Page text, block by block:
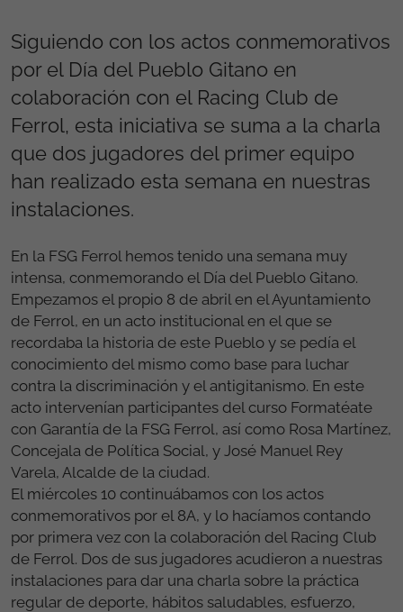
Siguiendo con los actos conmemorativos
por el Día del Pueblo Gitano en
colaboración con el Racing Club de
Ferrol, esta iniciativa se suma a la charla
que dos jugadores del primer equipo
han realizado esta semana en nuestras
instalaciones.
En la FSG Ferrol hemos tenido una semana muy
intensa, conmemorando el Día del Pueblo Gitano.
Empezamos el propio 8 de abril en el Ayuntamiento
de Ferrol, en un acto institucional en el que se
recordaba la historia de este Pueblo y se pedía el
conocimiento del mismo como base para luchar
contra la discriminación y el antigitanismo. En este
acto intervenían participantes del curso Formatéate
con Garantía de la FSG Ferrol, así como Rosa Martínez,
Concejala de Política Social, y José Manuel Rey
Varela, Alcalde de la ciudad.
El miércoles 10 continuábamos con los actos
conmemorativos por el 8A, y lo hacíamos contando
por primera vez con la colaboración del Racing Club
de Ferrol. Dos de sus jugadores acudieron a nuestras
instalaciones para dar una charla sobre la práctica
regular de deporte, hábitos saludables, esfuerzo,